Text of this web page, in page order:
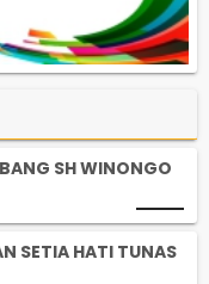
SH WINONGO
SETIA HATI TUNAS